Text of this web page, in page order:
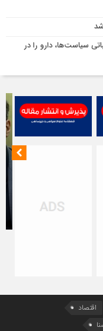
سیاست‌ها، دارو را در
اقتصاد